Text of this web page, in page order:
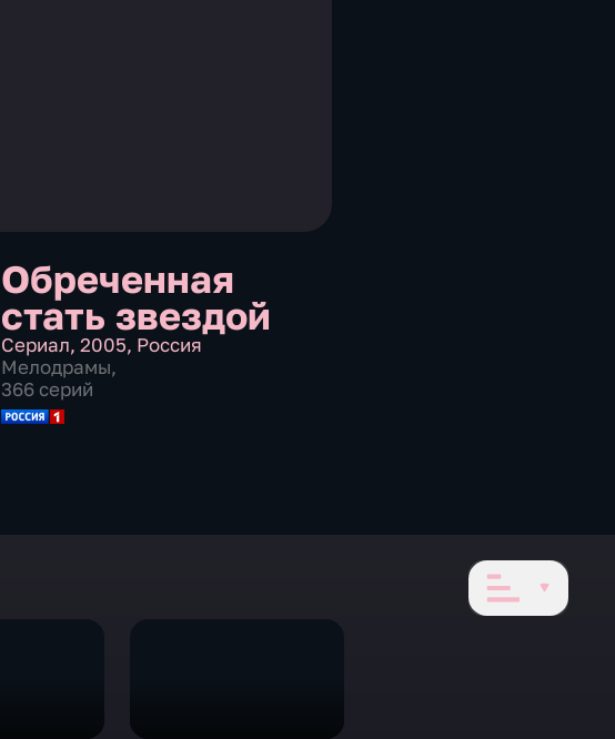
Обреченная
стать звездой
Сериал, 2005, Россия
Мелодрамы,
366 серий